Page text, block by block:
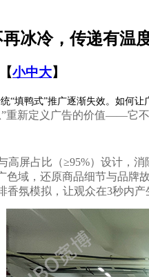
冰冷，传递有温
【小中大】
填鸭式”推广逐渐失效。如何
重新定义广告的价值——它
高屏占比（≥95%）设计，
色域，还原商品细节与品
氛模拟，让观众在3秒内产